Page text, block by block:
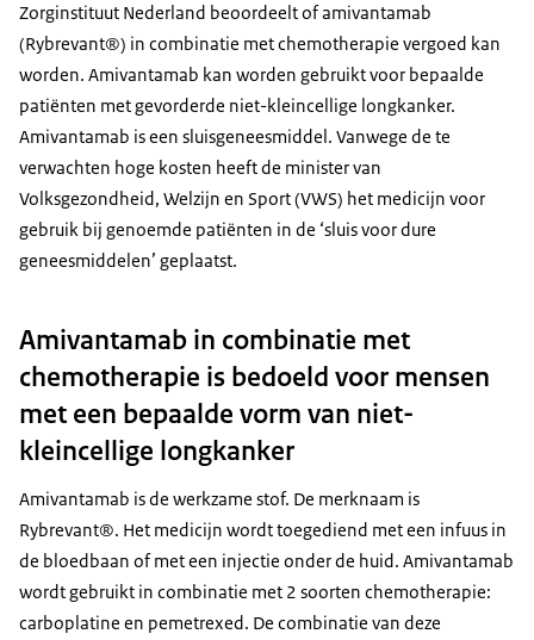
Zorginstituut Nederland beoordeelt of amivantamab
(Rybrevant®) in combinatie met chemotherapie vergoed kan
worden. Amivantamab kan worden gebruikt voor bepaalde
patiënten met gevorderde niet-kleincellige longkanker.
Amivantamab is een sluisgeneesmiddel. Vanwege de te
verwachten hoge kosten heeft de minister van
Volksgezondheid, Welzijn en Sport (VWS) het medicijn voor
gebruik bij genoemde patiënten in de ‘sluis voor dure
geneesmiddelen’ geplaatst.
Amivantamab in combinatie met
chemotherapie is bedoeld voor mensen
met een bepaalde vorm van niet-
kleincellige longkanker
Amivantamab is de werkzame stof. De merknaam is
Rybrevant®. Het medicijn wordt toegediend met een infuus in
de bloedbaan of met een injectie onder de huid. Amivantamab
wordt gebruikt in combinatie met 2 soorten chemotherapie:
carboplatine en pemetrexed. De combinatie van deze